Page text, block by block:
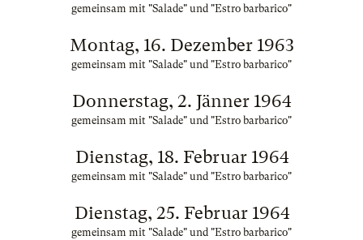
gemeinsam mit "Salade" und "Estro barbarico"
Montag, 16. Dezember 1963
gemeinsam mit "Salade" und "Estro barbarico"
Donnerstag, 2. Jänner 1964
gemeinsam mit "Salade" und "Estro barbarico"
Dienstag, 18. Februar 1964
gemeinsam mit "Salade" und "Estro barbarico"
Dienstag, 25. Februar 1964
gemeinsam mit "Salade" und "Estro barbarico"